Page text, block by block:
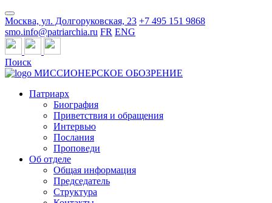
Москва, ул. Долгоруковская, 23 +7 495 151 9868
smo.info@patriarchia.ru FR ENG
Поиск
МИССИОНЕРСКОЕ ОБОЗРЕНИЕ
Патриарх
Биография
Приветствия и обращения
Интервью
Послания
Проповеди
Об отделе
Общая информация
Председатель
Структура